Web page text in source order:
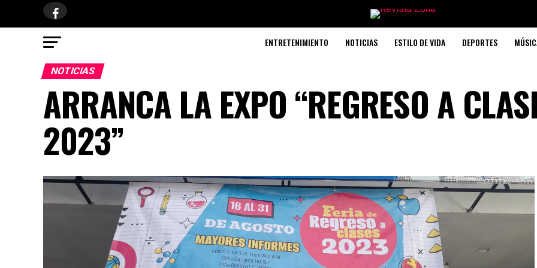
ENTRETENIMIENTO NOTICIAS ESTILO DE VIDA DEPORTES
NOTICIAS
ARRANCA LA EXPO “REGRESO A
2023”